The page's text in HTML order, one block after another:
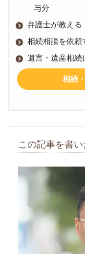
与分
弁護士が教える
相続相談を依頼
遺言・遺産相続
相続
この記事を書い